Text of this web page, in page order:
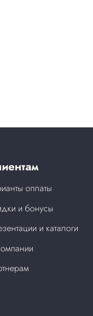
оплаты
и бонусы
и каталоги